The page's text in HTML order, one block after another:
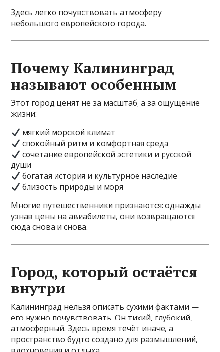
Здесь легко почувствовать атмосферу
небольшого европейского города.
Почему Калининград
называют особенным
Этот город ценят не за масштаб, а за ощущение
жизни:
мягкий морской климат
спокойный ритм и комфортная среда
сочетание европейской эстетики и русской
души
богатая история и культурное наследие
близость природы и моря
Многие путешественники признаются: однажды
узнав цены на авиабилеты, они возвращаются
сюда снова и снова.
Город, который остаётся
внутри
Калининград нельзя описать сухими фактами —
его нужно почувствовать. Он тихий, глубокий,
атмосферный. Здесь время течёт иначе, а
пространство будто создано для размышлений,